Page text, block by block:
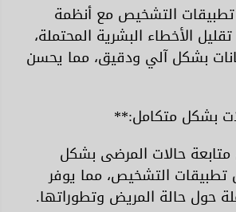
التشخيص مع أنظمة
الأخطاء البشرية المحتملة،
بشكل آلي ودقيق، مما يحسن
حالات المرضى بشكل
تطبيقات التشخيص، مما يوفر
حول حالة المريض وتطوراتها.